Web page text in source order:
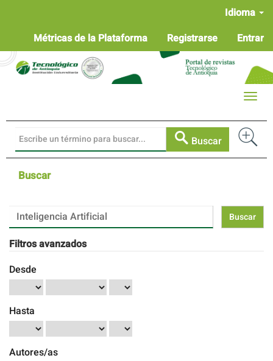
Contenido
principal
Barra
lateral
Idioma
Métricas de la Plataforma
Registrarse Entrar
Buscar
Toggle
Buscar
Buscar
artículos
por
Filtros avanzados
Desde
Hasta
Autores/as